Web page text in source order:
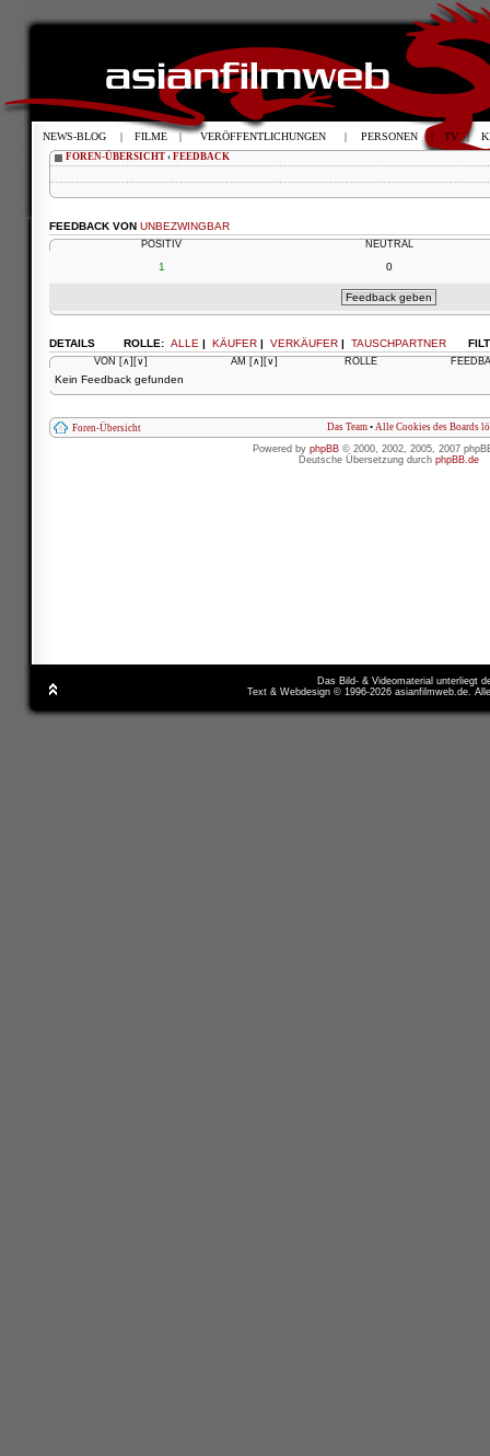
FOREN-ÜBERSICHT ‹ FEEDBACK
FEEDBACK VON UNBEZWINGBAR
POSITIV NEUTRAL
1 0
ROLLE: ALLE | KÄUFER | VERKÄUFER | TAUSCHPARTNER
DETAILS
VON [∧] [∨] AM [∧] [∨] ROLLE
Kein Feedback gefunden
Foren-Übersicht Das Team • Alle Cookies des Boards
Powered by phpBB © 2000, 2002, 2005, 2007
Deutsche Übersetzung durch phpBB.de
Das Bild- & Videomaterial unterliegt
Text & Webdesign © 1996-2026 asianfilmweb.de.
NEWS-BLOG | FILME | VERÖFFENTLICHUNGEN | PERSONEN | TV |